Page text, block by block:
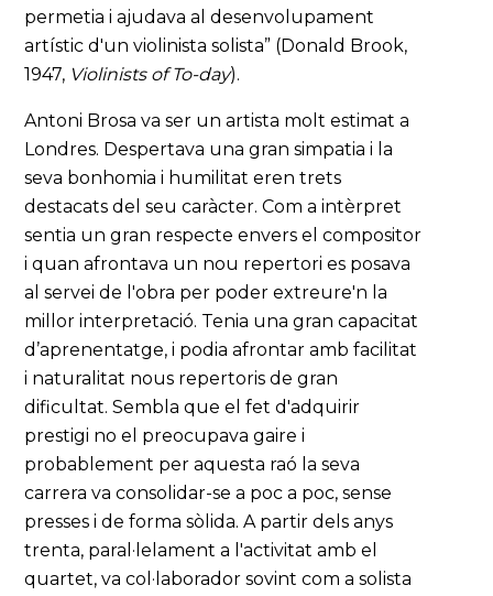
permetia i ajudava al desenvolupament
artístic d'un violinista solista” (Donald Brook,
1947, Violinists of To-day).
Antoni Brosa va ser un artista molt estimat a
Londres. Despertava una gran simpatia i la
seva bonhomia i humilitat eren trets
destacats del seu caràcter. Com a intèrpret
sentia un gran respecte envers el compositor
i quan afrontava un nou repertori es posava
al servei de l'obra per poder extreure'n la
millor interpretació. Tenia una gran capacitat
d’aprenentatge, i podia afrontar amb facilitat
i naturalitat nous repertoris de gran
dificultat. Sembla que el fet d'adquirir
prestigi no el preocupava gaire i
probablement per aquesta raó la seva
carrera va consolidar-se a poc a poc, sense
presses i de forma sòlida. A partir dels anys
trenta, paral·lelament a l'activitat amb el
quartet, va col·laborador sovint com a solista